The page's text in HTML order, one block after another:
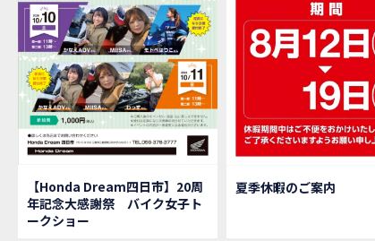
MOVIE
MOVIE
NEW BIKE
NEW BIKE
MOVIE
NEW BIKE
MOVIE
【Honda Dream四日市】20周
年記念大感謝祭 バイク女子ト
ークショー
夏季休暇のご案内